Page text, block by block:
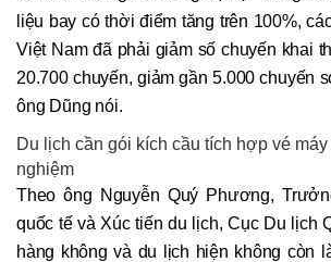
liệu bay có thời điểm tăng trên 100%,
Việt Nam đã phải giảm số chuyến khai
20.700 chuyến, giảm gần 5.000 chuyến
ông Dũng nói.
Du lịch cần gói kích cầu tích hợp vé
nghiệm
Theo ông Nguyễn Quý Phương,
quốc tế và Xúc tiến du lịch, Cục Du lịch
hàng không và du lịch hiện không còn